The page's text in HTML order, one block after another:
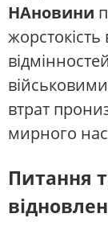
НАновини
втрат
мирного
Питання